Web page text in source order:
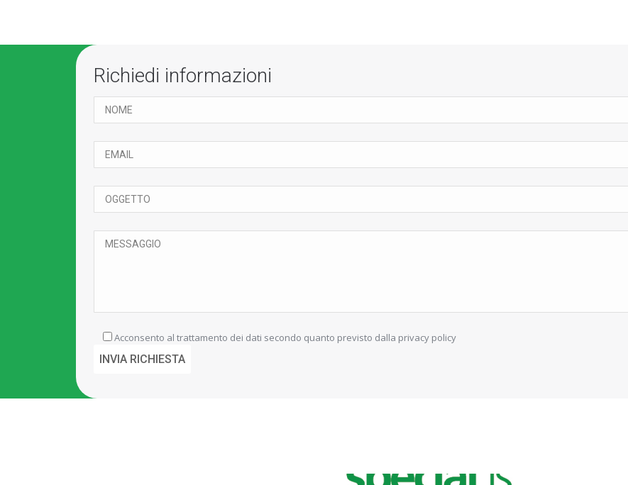
Richiedi informazioni
Acconsento al trattamento dei dati secondo quanto previsto dalla privacy policy